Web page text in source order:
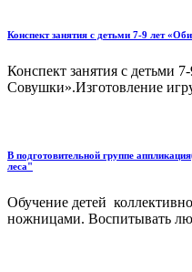
Конспект занятия с детьми 7-9 лет
Конспект занятия с детьми
Совушки».Изготовление
В подготовительной группе
леса"
Обучение детей
ножницами. Воспитывать